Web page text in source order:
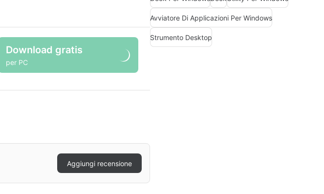
Download gratis
per PC
Aggiungi recensione
Avviatore Di Applicazioni Per Windows
Strumento Desktop